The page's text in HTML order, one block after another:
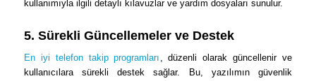
kullanımıyla ilgili detaylı kılavuzlar ve yardım dosyaları sunulur.
5. Sürekli Güncellemeler ve Destek
En iyi telefon takip programları , düzenli olarak güncellenir ve
kullanıcılara sürekli destek sağlar. Bu, yazılımın güvenlik